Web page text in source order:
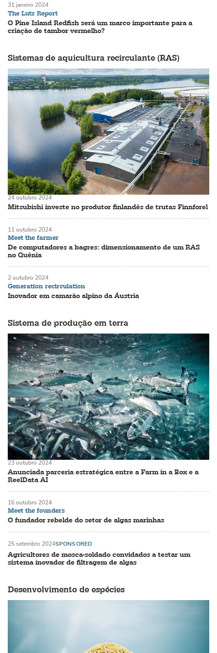
The Lutz Report
O Pine Island Redfish será um marco importante para a
criação de tambor vermelho?
31 janeiro 2024
Sistemas de aquicultura recirculante (RAS)
Mitsubishi investe no produtor finlandês de trutas Finnforel
24 outubro 2024
Meet the farmer
De computadores a bagres: dimensionamento de um RAS
no Quênia
11 outubro 2024
Generation recirculation
Inovador em camarão alpino da Áustria
2 outubro 2024
Sistema de produção em terra
Anunciada parceria estratégica entre a Farm in a Box e a
ReelData AI
23 outubro 2024
Meet the founders
O fundador rebelde do setor de algas marinhas
16 outubro 2024
Agricultores de mosca-soldado convidados a testar um
sistema inovador de filtragem de algas
25 setembro 2024SPONSORED
Desenvolvimento de espécies